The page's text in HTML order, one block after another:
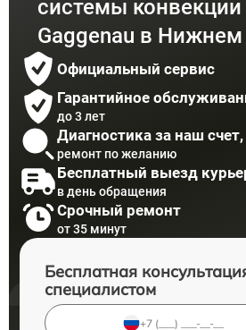
системы
Gaggenau в
Официальный сервис
Гарантийное
до 3 лет
Диагностика за наш счет,
ремонт по желанию
Бесплатный выезд
в день обращения
Срочный ремонт
от 35 минут
Бесплатная
специалистом